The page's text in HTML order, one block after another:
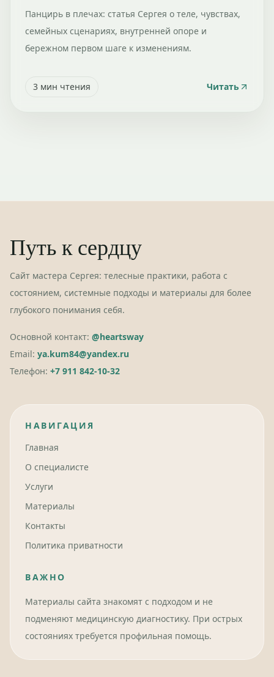
Панцирь в плечах: статья Сергея о теле, чувствах,
семейных сценариях, внутренней опоре и
бережном первом шаге к изменениям.
3 мин чтения Читать
Путь к сердцу
Сайт мастера Сергея: телесные практики, работа с
состоянием, системные подходы и материалы для более
глубокого понимания себя.
Основной контакт: @heartsway
Email: ya.kum84@yandex.ru
Телефон: +7 911 842-10-32
НАВИГАЦИЯ
Главная
О специалисте
Услуги
Материалы
Контакты
Политика приватности
ВАЖНО
Материалы сайта знакомят с подходом и не
подменяют медицинскую диагностику. При острых
состояниях требуется профильная помощь.